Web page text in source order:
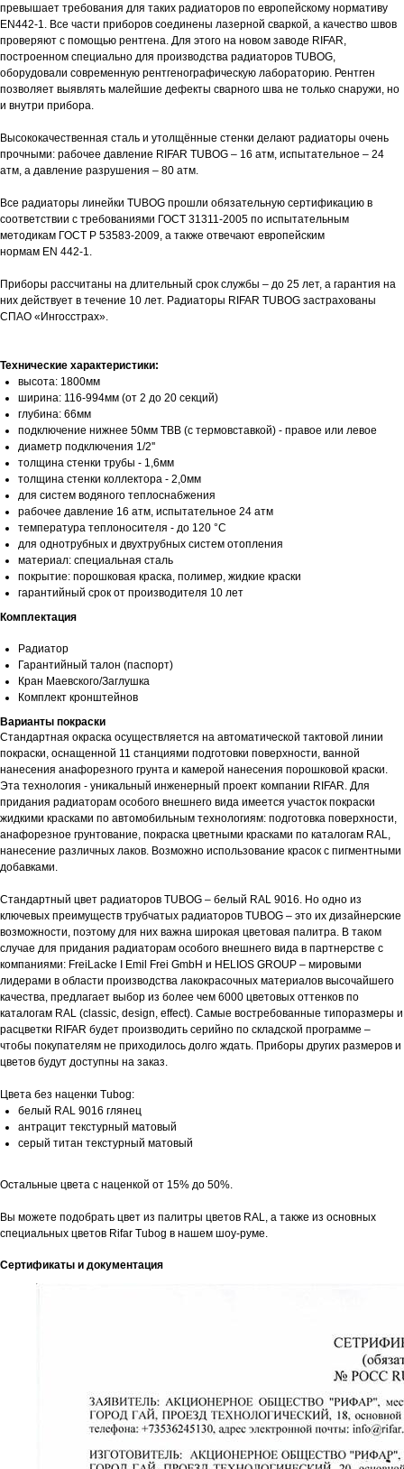
превышает требования для таких радиаторов по европейскому нормативу
EN442-1. Все части приборов соединены лазерной сваркой, а качество швов
проверяют с помощью рентгена. Для этого на новом заводе RIFAR,
построенном специально для производства радиаторов TUBOG,
оборудовали современную рентгенографическую лабораторию. Рентген
позволяет выявлять малейшие дефекты сварного шва не только снаружи, но
и внутри прибора.
Высококачественная сталь и утолщённые стенки делают радиаторы очень
прочными: рабочее давление RIFAR TUBOG – 16 атм, испытательное – 24
атм, а давление разрушения – 80 атм.
Все радиаторы линейки TUBOG прошли обязательную сертификацию в
соответствии с требованиями ГОСТ 31311-2005 по испытательным
методикам ГОСТ Р 53583-2009, а также отвечают европейским
нормам EN 442-1.
Приборы рассчитаны на длительный срок службы – до 25 лет, а гарантия на
них действует в течение 10 лет. Радиаторы RIFAR TUBOG застрахованы
СПАО «Ингосстрах».
Технические характеристики:
высота: 1800мм
ширина: 116-994мм (от 2 до 20 секций)
глубина: 66мм
подключение нижнее 50мм ТВВ (с термовставкой) - правое или левое
диаметр подключения 1/2''
толщина стенки трубы - 1,6мм
толщина стенки коллектора - 2,0мм
для систем водяного теплоснабжения
рабочее давление 16 атм, испытательное 24 атм
температура теплоносителя - до 120 °С
для однотрубных и двухтрубных систем отопления
материал: специальная сталь
покрытие: порошковая краска, полимер, жидкие краски
гарантийный срок от производителя 10 лет
Комплектация
Радиатор
Гарантийный талон (паспорт)
Кран Маевского/Заглушка
Комплект кронштейнов
Варианты покраски
Стандартная окраска осуществляется на автоматической тактовой линии
покраски, оснащенной 11 станциями подготовки поверхности, ванной
нанесения анафорезного грунта и камерой нанесения порошковой краски.
Эта технология - уникальный инженерный проект компании RIFAR. Для
придания радиаторам особого внешнего вида имеется участок покраски
жидкими красками по автомобильным технологиям: подготовка поверхности,
анафорезное грунтование, покраска цветными красками по каталогам RAL,
нанесение различных лаков. Возможно использование красок с пигментными
добавками.
Стандартный цвет радиаторов TUBOG – белый RAL 9016. Но одно из
ключевых преимуществ трубчатых радиаторов TUBOG – это их дизайнерские
возможности, поэтому для них важна широкая цветовая палитра. В таком
случае для придания радиаторам особого внешнего вида в партнерстве с
компаниями: FreiLacke I Emil Frei GmbH и HELIOS GROUP – мировыми
лидерами в области производства лакокрасочных материалов высочайшего
качества, предлагает выбор из более чем 6000 цветовых оттенков по
каталогам RAL (classic, design, effect). Самые востребованные типоразмеры и
расцветки RIFAR будет производить серийно по складской программе –
чтобы покупателям не приходилось долго ждать. Приборы других размеров и
цветов будут доступны на заказ.
Цвета без наценки Tubog:
белый RAL 9016 глянец
антрацит текстурный матовый
серый титан текстурный матовый
Остальные цвета с наценкой от 15% до 50%.
Вы можете подобрать цвет из палитры цветов RAL, а также из основных
специальных цветов Rifar Tubog в нашем шоу-руме.
Сертификаты и документация